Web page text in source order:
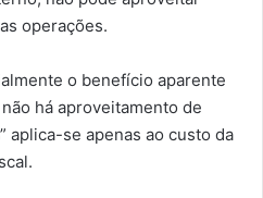
operações.
o benefício aparente
há aproveitamento de
aplica-se apenas ao custo da